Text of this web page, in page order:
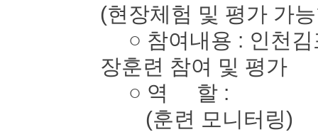
(현장체험 및 평가 가
○ 참여내용 : 인천김
장훈련 참여 및 평가
○ 역 할 :
(훈련 모니터링)